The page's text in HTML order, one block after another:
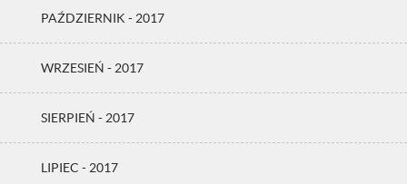
PAŹDZIERNIK - 2017
WRZESIEŃ - 2017
SIERPIEŃ - 2017
LIPIEC - 2017